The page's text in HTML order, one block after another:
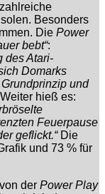
Besonders
Die Power
bebt“:
des Atari-
Domarks
und
hieß es:
Feuerpause
geflickt.“Die
und 73 % für
der Power Play